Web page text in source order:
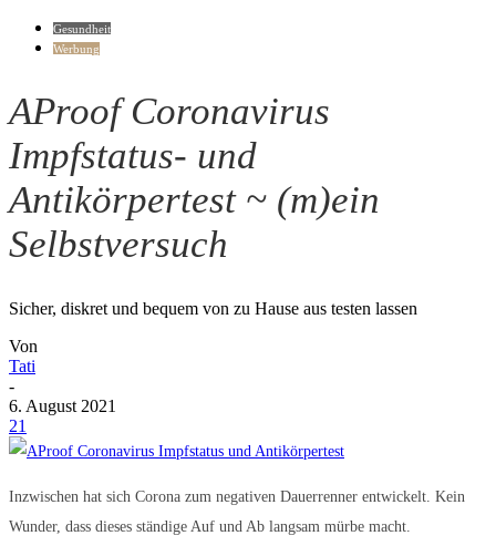
Gesundheit
Werbung
AProof Coronavirus
Impfstatus- und
Antikörpertest ~ (m)ein
Selbstversuch
Sicher, diskret und bequem von zu Hause aus testen lassen
Von
Tati
-
6. August 2021
21
Inzwischen hat sich Corona zum negativen Dauerrenner entwickelt. Kein
Wunder, dass dieses ständige Auf und Ab langsam mürbe macht.